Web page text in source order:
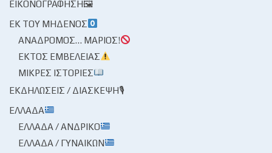
ΕΙΚΟΝΟΓΡΆΦΗΣΗ🖼
ΕΚ ΤΟΥ ΜΗΔΕΝΌΣ
ΑΝΆΔΡΟΜΟΣ… ΜΆΡΙΟΣ!
ΕΚΤΌΣ ΕΜΒΈΛΕΙΑΣ
ΜΙΚΡΈΣ ΙΣΤΟΡΊΕΣ
ΕΚΔΗΛΏΣΕΙΣ / ΔΙΆΣΚΕΨΗ🎙
ΕΛΛΆΔΑ
ΕΛΛΆΔΑ / ΑΝΔΡΙΚΌ
ΕΛΛΆΔΑ / ΓΥΝΑΙΚΏΝ